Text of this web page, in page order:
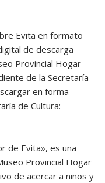
Evita en formato
de descarga
Provincial Hogar
de la Secretaría
en forma
de Cultura:
de Evita», es una
Provincial Hogar
de acercar a niños y